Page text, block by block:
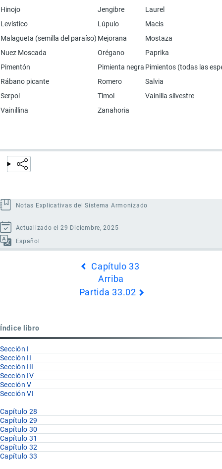
Hinojo
Jengibre
Laurel
Levístico
Lúpulo
Macis
Malagueta (semilla del paraíso) Mejorana
Mostaza
Nuez Moscada
Orégano
Paprika
Pimentón
Pimienta negra Pimientos (todas las
Rábano picante
Romero
Salvia
Serpol
Timol
Vainilla silvestre
Vainillina
Zanahoria
Notas Explicativas del Sistema Armonizado
Actualizado el 29 Diciembre, 2025
Español
Capítulo 33
Arriba
Partida 33.02
Índice libro
Sección I
Sección II
Sección III
Sección IV
Sección V
Sección VI
Capítulo 28
Capítulo 29
Capítulo 30
Capítulo 31
Capítulo 32
Capítulo 33